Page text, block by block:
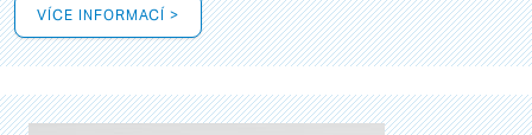
VÍCE INFORMACÍ >